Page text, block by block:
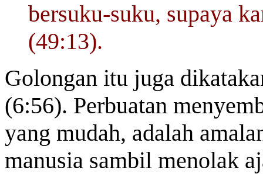
bersuku-suku, supaya
(49:13).
Golongan itu juga
(6:56). Perbuatan
yang mudah, adalah
manusia sambil menolak